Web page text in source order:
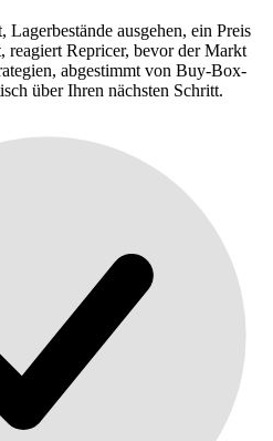
ausgehen, ein Preis
reagiert Repricer, bevor der Markt
abgestimmt von Buy-Box-
über Ihren nächsten Schritt.